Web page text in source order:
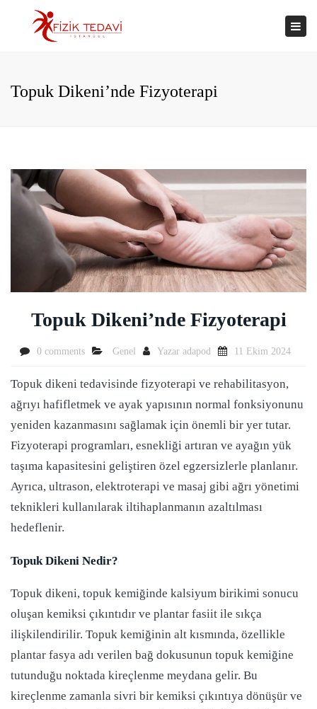
Topuk Dikeni’nde Fizyoterapi
Topuk Dikeni’nde Fizyoterapi
0 comments Genel Yazar adapod 11 Ekim 2024
Topuk dikeni tedavisinde fizyoterapi ve rehabilitasyon,
ağrıyı hafifletmek ve ayak yapısının normal fonksiyonunu
yeniden kazanmasını sağlamak için önemli bir yer tutar.
Fizyoterapi programları, esnekliği artıran ve ayağın yük
taşıma kapasitesini geliştiren özel egzersizlerle planlanır.
Ayrıca, ultrason, elektroterapi ve masaj gibi ağrı yönetimi
teknikleri kullanılarak iltihaplanmanın azaltılması
hedeflenir.
Topuk Dikeni Nedir?
Topuk dikeni, topuk kemiğinde kalsiyum birikimi sonucu
oluşan kemiksi çıkıntıdır ve plantar fasiit ile sıkça
ilişkilendirilir. Topuk kemiğinin alt kısmında, özellikle
plantar fasya adı verilen bağ dokusunun topuk kemiğine
tutunduğu noktada kireçlenme meydana gelir. Bu
kireçlenme zamanla sivri bir kemiksi çıkıntıya dönüşür ve